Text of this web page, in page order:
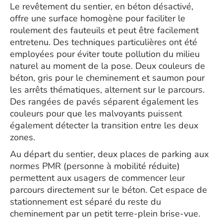
Le revêtement du sentier, en béton désactivé,
offre une surface homogène pour faciliter le
roulement des fauteuils et peut être facilement
entretenu. Des techniques particulières ont été
employées pour éviter toute pollution du milieu
naturel au moment de la pose. Deux couleurs de
béton, gris pour le cheminement et saumon pour
les arrêts thématiques, alternent sur le parcours.
Des rangées de pavés séparent également les
couleurs pour que les malvoyants puissent
également détecter la transition entre les deux
zones.
Au départ du sentier, deux places de parking aux
normes PMR (personne à mobilité réduite)
permettent aux usagers de commencer leur
parcours directement sur le béton. Cet espace de
stationnement est séparé du reste du
cheminement par un petit terre-plein brise-vue.